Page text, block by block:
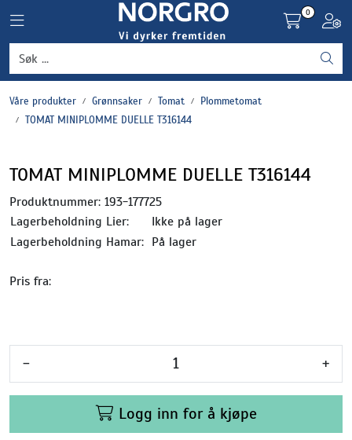
Toggle navigation
0
Våre produkter Grønnsaker Tomat
Plommetomat
TOMAT MINIPLOMME DUELLE T316144
TOMAT MINIPLOMME DUELLE T316144
Produktnummer: 193-177725
Lagerbeholdning Lier:
Ikke på lager
Lagerbeholdning Hamar: På lager
Pris fra:
- +
Logg inn for å kjøpe
Grønnsaker
Settepotet og setteløk
Plantevern og nyttedyr
Blomster, potter og brett
Driftsmidler